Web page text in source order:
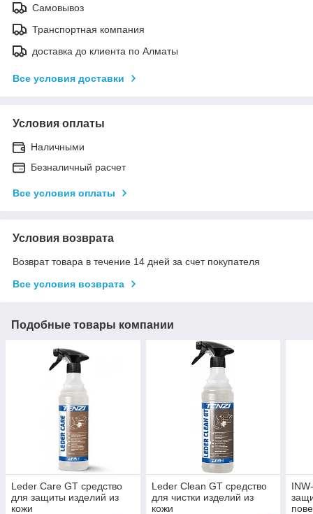
Самовывоз
Транспортная компания
доставка до клиента по Алматы
Все условия доставки
Условия оплаты
Наличными
Безналичный расчет
Все условия оплаты
Условия возврата
Возврат товара в течение 14 дней за счет покупателя
Все условия возврата
Подобные товары компании
Leder Care GT средство
для защиты изделий из
кожи
Leder Clean GT средство
для чистки изделий из
кожи